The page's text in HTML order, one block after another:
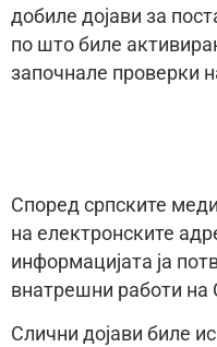
добиле дојави за
по што биле
започнале проверки
Според српските
на електронските
информацијата ја
внатрешни работи на
Слични дојави биле